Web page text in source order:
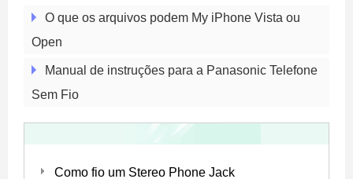
O que os arquivos podem My iPhone Vista ou
Open
Manual de instruções para a Panasonic Telefone
Sem Fio
Como fio um Stereo Phone Jack